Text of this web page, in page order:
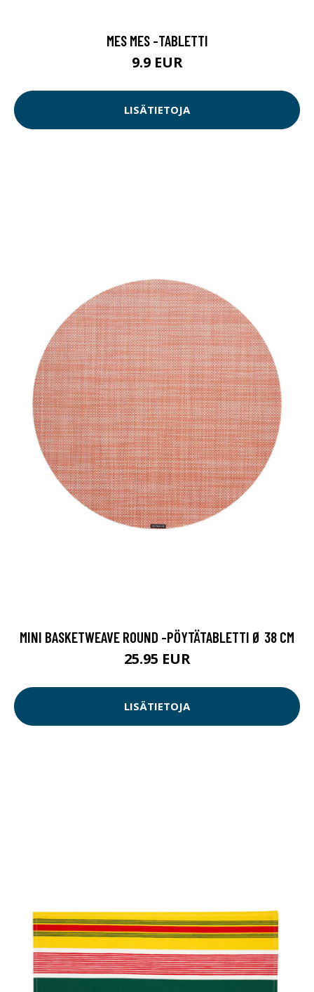
MES MES -TABLETTI
9.9 EUR
LISÄTIETOJA
MINI BASKETWEAVE ROUND -PÖYTÄTABLETTI Ø 38 CM
25.95 EUR
LISÄTIETOJA